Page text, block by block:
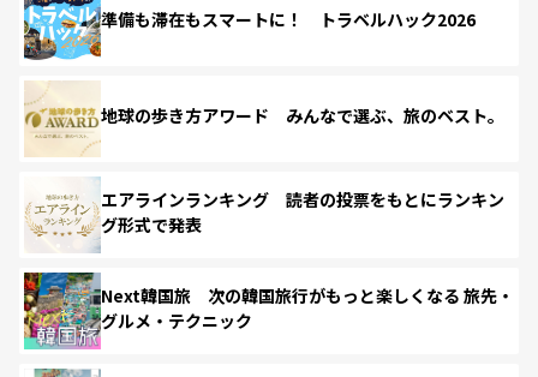
準備も滞在もスマートに！ トラベルハック2026
地球の歩き方アワード みんなで選ぶ、旅のベスト。
エアラインランキング 読者の投票をもとにランキン
グ形式で発表
Next韓国旅 次の韓国旅行がもっと楽しくなる 旅先・
グルメ・テクニック